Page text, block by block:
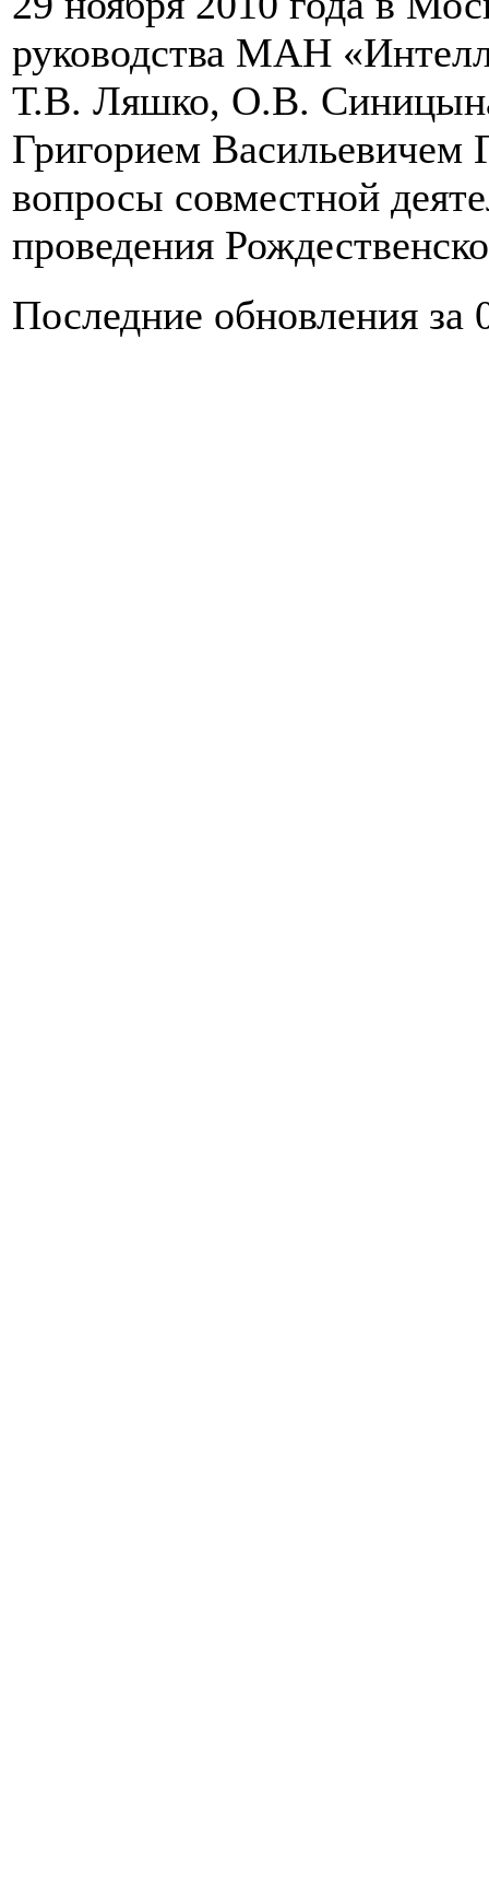
руководства МАН
Т.В. Ляшко, О.В.
Григорием Васильевичем
вопросы совместной
проведения
Последние обновления за